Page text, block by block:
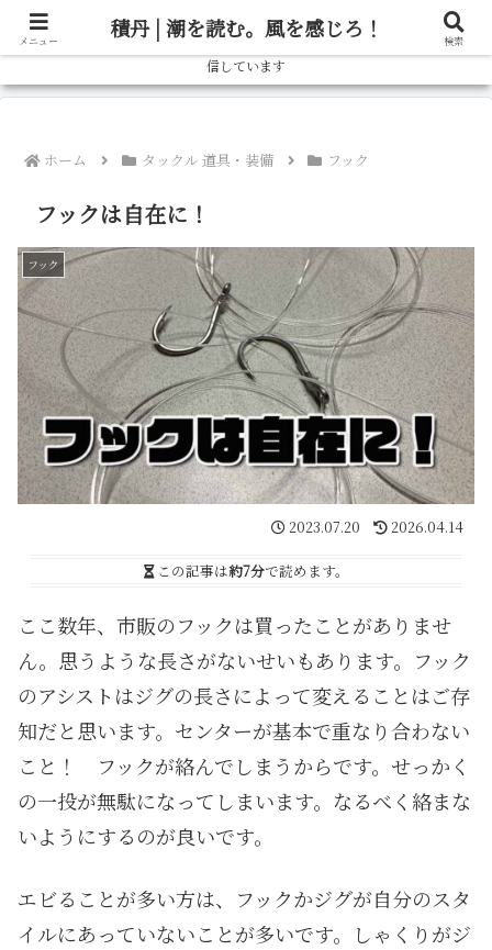
北海道の釣り情報ならブログ「しゃべろー」へ！実際の釣行記から、旬の魚の
狙い方、おすすめタックルまで、北海道の釣りをもっと楽しむための情報を発
信しています
ホーム タックル 道具・装備 フック
フックは自在に！
フック
2023.07.20 2026.04.14
この記事は約7分で読めます。
ここ数年、市販のフックは買ったことがありませ
ん。思うような長さがないせいもあります。フック
のアシストはジグの長さによって変えることはご存
知だと思います。センターが基本で重なり合わない
こと！ フックが絡んでしまうからです。せっかく
の一投が無駄になってしまいます。なるべく絡まな
いようにするのが良いです。
エビることが多い方は、フックかジグが自分のスタ
イルにあっていないことが多いです。しゃくりがジ
メニュー 積丹 | 潮を読む。風を感じろ！ 検索